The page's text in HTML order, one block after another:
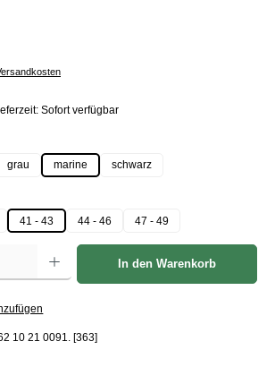
Sofort verfügbar
grau marine schwarz
41 - 43 44 - 46 47 - 49
Wert ein oder benutze die Schaltflächen um die
In den Warenkorb
10 21 0091. [363]